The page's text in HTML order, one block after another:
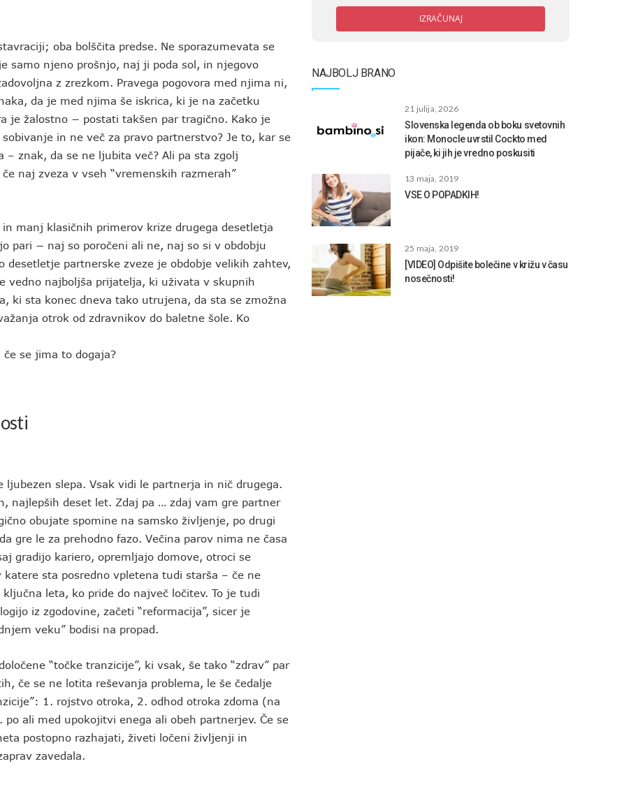
oba bolščita predse. Ne sporazumevata se
samo njeno prošnjo, naj ji poda sol, in njegovo
z zrezkom. Pravega pogovora med njima ni,
da je med njima še iskrica, ki je na začetku
je žalostno − postati takšen par tragično. Kako je
in ne več za pravo partnerstvo? Je to, kar se
znak, da se ne ljubita več? Ali pa sta zgolj
naj zveza v vseh “vremenskih razmerah”
manj klasičnih primerov krize drugega desetletja
pari − naj so poročeni ali ne, naj so si v obdobju
partnerske zveze je obdobje velikih zahtev,
vedno najboljša prijatelja, ki uživata v skupnih
ki sta konec dneva tako utrujena, da sta se zmožna
otrok od zdravnikov do baletne šole. Ko
se jima to dogaja?
slepa. Vsak vidi le partnerja in nič drugega.
najlepših deset let. Zdaj pa … zdaj vam gre partner
obujate spomine na samsko življenje, po drugi
gre le za prehodno fazo. Večina parov nima ne časa
gradijo kariero, opremljajo domove, otroci se
sta posredno vpletena tudi starša – če ne
leta, ko pride do največ ločitev. To je tudi
iz zgodovine, začeti “reformacija”, sicer je
veku” bodisi na propad.
“točke tranzicije”, ki vsak, še tako “zdrav” par
če se ne lotita reševanja problema, le še čedalje
1. rojstvo otroka, 2. odhod otroka zdoma (na
ali med upokojitvi enega ali obeh partnerjev. Če se
postopno razhajati, živeti ločeni življenji in
zavedala.
IZRAČUNAJ
NAJBOLJ BRANO
21 julija, 2026
Slovenska legenda ob boku svetovnih
ikon: Monocle uvrstil Cockto med
pijače, ki jih je vredno poskusiti
13 maja, 2019
VSE O POPADKIH!
25 maja, 2019
[VIDEO] Odpišite bolečine v križu v času
nosečnosti!